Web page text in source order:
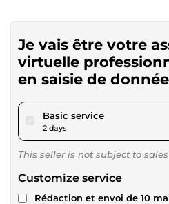
Je vais être votre
virtuelle
en saisie de donnée
Basic servicepour $17.34
2 days
This seller is not subject to
Customize service
Rédaction et envoi de 10